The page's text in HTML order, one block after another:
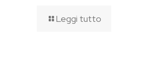
Leggi tutto